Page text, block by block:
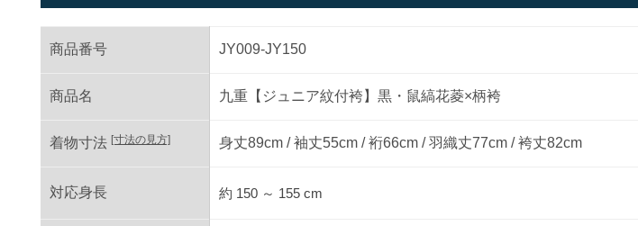
商品番号 JY009-JY150
商品名 九重 【ジュニア紋付袴】黒・鼠縞花菱×柄袴
着物寸法 [寸法の見方] 身丈89cm / 袖丈55cm / 裄66cm / 羽織丈77cm / 袴丈82cm
対応身長 約 150～ 155cm